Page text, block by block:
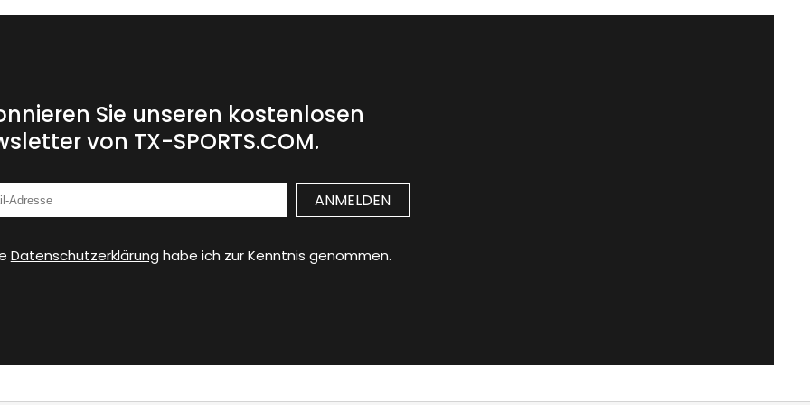
Sie unseren kostenlosen
von TX-SPORTS.COM.
Datenschutzerklärung habe ich zur Kenntnis genommen.